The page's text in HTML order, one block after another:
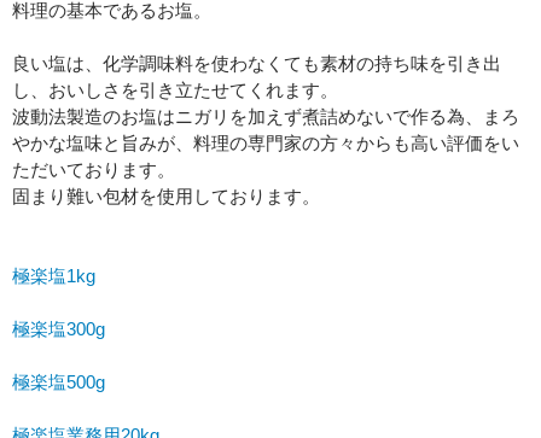
料理の基本であるお塩。
良い塩は、化学調味料を使わなくても素材の持ち味を引き出
し、おいしさを引き立たせてくれます。
波動法製造のお塩はニガリを加えず煮詰めないで作る為、まろ
やかな塩味と旨みが、料理の専門家の方々からも高い評価をい
ただいております。
固まり難い包材を使用しております。
極楽塩1kg
極楽塩300g
極楽塩500g